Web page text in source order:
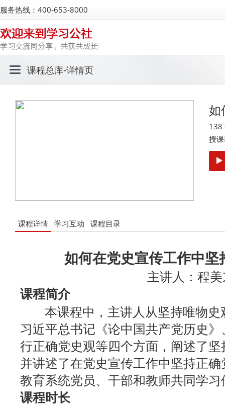
服务热线：400-653-8000
课程总库-详情页
如
授
课程详情 学习互动 课程目录
如何在党史宣传工作中坚
主讲人：程
课程简介
本课程中，主讲人从坚持唯物史
习近平总书记《论中国共产党历史
行正确党史观等四个方面，阐述了
并讲述了在党史宣传工作中坚持正
教育系统党员、干部和教师共同学习
课程时长